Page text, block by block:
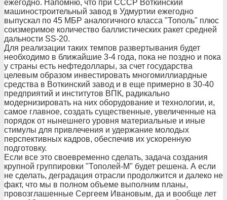
ежегодно. Напомню, что при СССР Воткинский
машиностроительный завод в Удмуртии ежегодно
выпускал по 45 МБР аналогичного класса "Тополь" плюс
соизмеримое количество баллистических ракет средней
дальности SS-20.
Для реализации таких темпов развертывания будет
необходимо в ближайшие 3-4 года, пока не поздно и пока
у страны есть нефтедоллары, за счет государства
целевым образом инвестировать многомиллиардные
средства в Воткинский завод и в еще примерно в 30-40
предприятий и институтов ВПК, радикально
модернизировать на них оборудование и технологии, и,
самое главное, создать существенные, увеличенные на
порядок от нынешнего уровня материальные и иные
стимулы для привлечения и удержание молодых
перспективных кадров, обеспечив их ускоренную
подготовку.
Если все это своевременно сделать, задача создания
крупной группировки "Тополей-М" будет решена. А если
не сделать, деградация отрасли продолжится и далеко не
факт, что мы в полном объеме выполним планы,
провозглашенные Сергеем Ивановым, да и вообще лет